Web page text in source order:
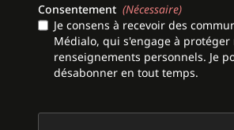
Consentement (Nécessaire)
Je consens à recevoir des
Médialo, qui s'engage à protéger
renseignements personnels. Je
désabonner en tout temps.
CAPTCHA